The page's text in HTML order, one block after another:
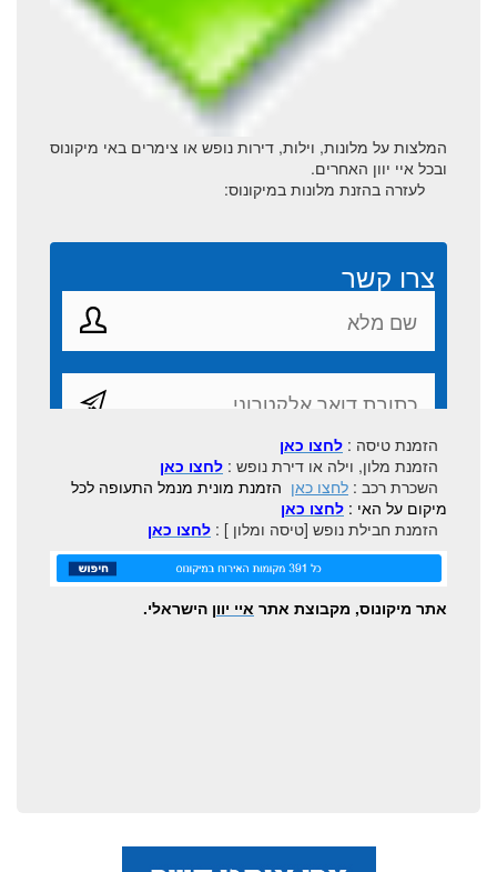
ממיקונוס לפארוס ונאקסוס
המלצות על מלונות, וילות, דירות נופש או צימרים באי מיקונוס
ובכל איי יוון האחרים.
לעזרה בהזנת מלונות במיקונוס:
הזמנת טיסה : לחצו כאן
הזמנת מלון, וילה או דירת נופש : לחצו כאן
השכרת רכב : לחצו כאן הזמנת מונית מנמל התעופה לכל
מיקום על האי : לחצו כאן
הזמנת חבילת נופש [טיסה ומלון ] : לחצו כאן
אתר מיקונוס, מקבוצת אתר איי יוון הישראלי.